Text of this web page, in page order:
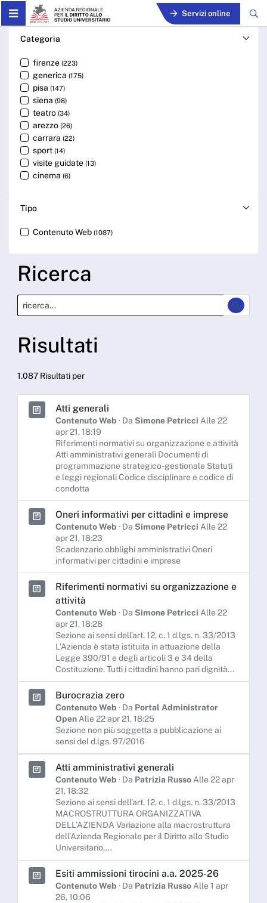
Skip to Main Content Servizi online
Cerca - ARDSU
Categoria
firenze (223)
generica (175)
pisa (147)
siena (98)
teatro (34)
arezzo (26)
carrara (22)
sport (14)
visite guidate (13)
cinema (6)
Tipo
Contenuto Web (1087)
Ricerca
Risultati
1.087 Risultati per
Atti generali
Contenuto Web · Da Simone Petricci Alle 22
apr 21, 18:19
Riferimenti normativi su organizzazione e attività
Atti amministrativi generali Documenti di
programmazione strategico-gestionale Statuti
e leggi regionali Codice disciplinare e codice di
condotta
Oneri informativi per cittadini e imprese
Contenuto Web · Da Simone Petricci Alle 22
apr 21, 18:23
Scadenzario obblighi amministrativi Oneri
informativi per cittadini e imprese
Riferimenti normativi su organizzazione e
attività
Contenuto Web · Da Simone Petricci Alle 22
apr 21, 18:28
Sezione ai sensi dell’art. 12, c. 1 d.lgs. n. 33/2013
L’Azienda è stata istituita in attuazione della
Legge 390/91 e degli articoli 3 e 34 della
Costituzione. Tutti i cittadini hanno pari dignità...
Burocrazia zero
Contenuto Web · Da Portal Administrator
Open Alle 22 apr 21, 18:25
Sezione non più soggetta a pubblicazione ai
sensi del d.lgs. 97/2016
Atti amministrativi generali
Contenuto Web · Da Patrizia Russo Alle 22 apr
21, 18:32
Sezione ai sensi dell’art. 12, c. 1 d.lgs. n. 33/2013
MACROSTRUTTURA ORGANIZZATIVA
DELL’AZIENDA Variazione alla macrostruttura
dell’Azienda Regionale per il Diritto allo Studio
Universitario,...
Esiti ammissioni tirocini a.a. 2025-26
Contenuto Web · Da Patrizia Russo Alle 1 apr
26, 10:06